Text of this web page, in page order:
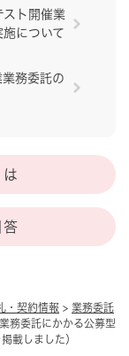
・契約情報 > 業務委託
務委託にかかる公募型
載しました）
スト開催業
について
務委託の
答